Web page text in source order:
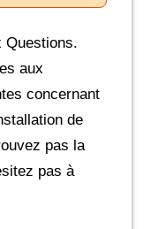
Questions.
aux
concernant
de
pas la
pas à